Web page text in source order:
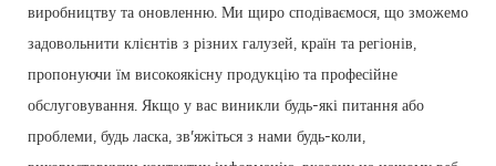
виробництву та оновленню. Ми щиро сподіваємося, що зможемо
задовольнити клієнтів з різних галузей, країн та регіонів,
пропонуючи їм високоякісну продукцію та професійне
обслуговування. Якщо у вас виникли будь-які питання або
проблеми, будь ласка, зв'яжіться з нами будь-коли,